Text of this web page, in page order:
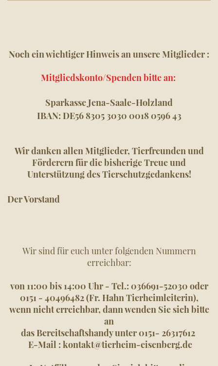
Noch ein wichtiger Hinweis an unsere Mitglieder :
Mitgliedskonto/Spenden bitte an:
Sparkasse Jena-Saale-Holzland
IBAN: DE56 8305 3030 0018 0596 43
Wir danken allen Mitglieder, Tierfreunden und
Förderern für die bisherige Treue und
Unterstützung des Tierschutzgedankens!
Der Vorstand
Wir sind für euch unter folgenden Nummern
erreichbar:
von 11:00 bis 14:00 Uhr - Tel.: 036691-52030 oder
0151 - 40496482 (Fr. Hahn Tierheimleiterin),
wenn nicht erreichbar, dann wenden Sie sich bitte
an
das Bereitschaftshandy unter0151- 26317612
E-Mail : kontakt@tierheim-eisenberg.de